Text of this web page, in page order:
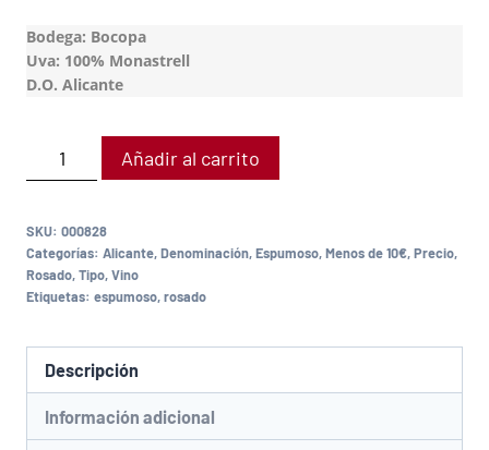
Bodega: Bocopa
Uva: 100% Monastrell
D.O. Alicante
Añadir al carrito
SKU: 000828
Categorías: Alicante,Denominación,Espumoso,Menos de 10€,Precio,
Rosado,Tipo,Vino
Etiquetas: espumoso,rosado
Descripción
Información adicional